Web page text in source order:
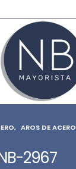
, AROS DE ACERO
2967